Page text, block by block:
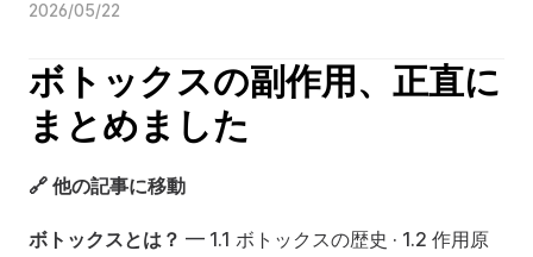
2026/05/22
ボトックスの副作用、正直に
まとめました
🔗 他の記事に移動
ボトックスとは？ — 1.1 ボトックスの歴史 · 1.2 作用原